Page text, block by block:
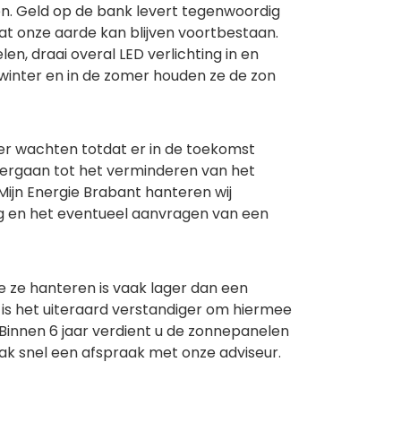
Geld op de bank levert tegenwoordig
onze aarde kan blijven voortbestaan.
draai overal LED verlichting in en
en in de zomer houden ze de zon
wachten totdat er in de toekomst
tot het verminderen van het
Energie Brabant hanteren wij
en het eventueel aanvragen van een
ze hanteren is vaak lager dan een
het uiteraard verstandiger om hiermee
6 jaar verdient u de zonnepanelen
snel een afspraak met onze adviseur.